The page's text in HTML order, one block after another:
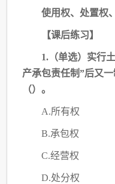
使用权、处置权
【课后练习】
1.（单选）实行
产承包责任制”后又
（）。
A.所有权
B.承包权
C.经营权
D.处分权